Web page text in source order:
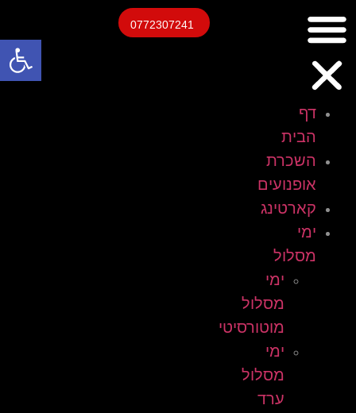
דף
הבית
השכרת
אופנועים
קארטינג
ימי
מסלול
ימי
מסלול
מוטורסיטי
ימי
מסלול
ערד
0772307241